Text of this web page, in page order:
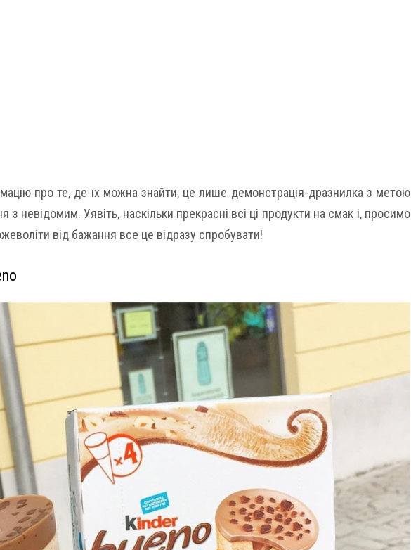
про те, де їх можна знайти, це лише демонстрація-дразнилка з метою
з невідомим. Уявіть, наскільки прекрасні всі ці продукти на смак і, просимо
від бажання все це відразу спробувати!